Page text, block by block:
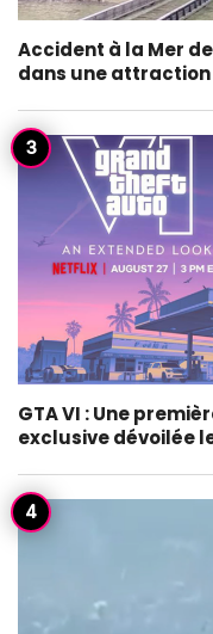
Accident à la Mer
dans une attraction
GTA VI : Une
exclusive dévoilée